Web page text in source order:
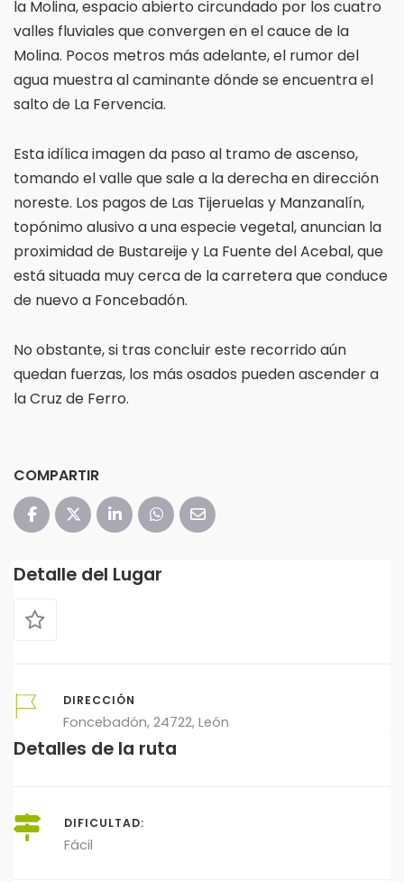
la Molina, espacio abierto circundado por los cuatro
valles fluviales que convergen en el cauce de la
Molina. Pocos metros más adelante, el rumor del
agua muestra al caminante dónde se encuentra el
salto de La Fervencia.
Esta idílica imagen da paso al tramo de ascenso,
tomando el valle que sale a la derecha en dirección
noreste. Los pagos de Las Tijeruelas y Manzanalín,
topónimo alusivo a una especie vegetal, anuncian la
proximidad de Bustareije y La Fuente del Acebal, que
está situada muy cerca de la carretera que conduce
de nuevo a Foncebadón.
No obstante, si tras concluir este recorrido aún
quedan fuerzas, los más osados pueden ascender a
la Cruz de Ferro.
COMPARTIR
Detalle del Lugar
DIRECCIÓN
Foncebadón, 24722, León
Detalles de la ruta
DIFICULTAD:
Fácil